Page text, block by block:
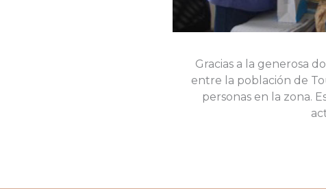
Gracias a la generosa
entre la población de
personas en la zona.